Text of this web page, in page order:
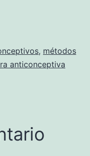
, métodos
anticonceptiva